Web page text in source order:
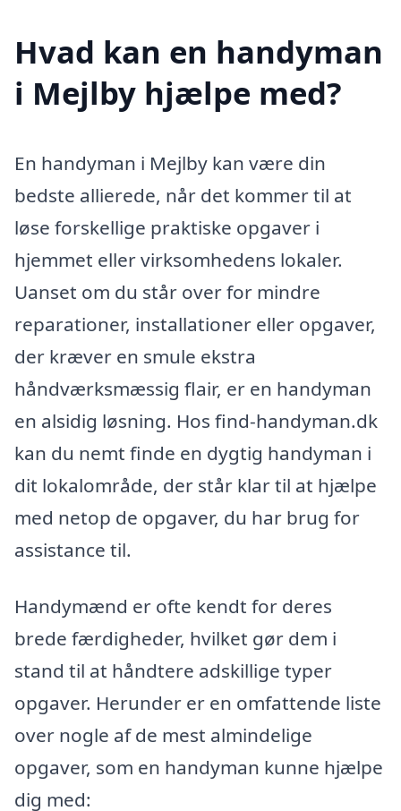
Hvad kan en handyman
i Mejlby hjælpe med?
En handyman i Mejlby kan være din
bedste allierede, når det kommer til at
løse forskellige praktiske opgaver i
hjemmet eller virksomhedens lokaler.
Uanset om du står over for mindre
reparationer, installationer eller opgaver,
der kræver en smule ekstra
håndværksmæssig flair, er en handyman
en alsidig løsning. Hos find-handyman.dk
kan du nemt finde en dygtig handyman i
dit lokalområde, der står klar til at hjælpe
med netop de opgaver, du har brug for
assistance til.
Handymænd er ofte kendt for deres
brede færdigheder, hvilket gør dem i
stand til at håndtere adskillige typer
opgaver. Herunder er en omfattende liste
over nogle af de mest almindelige
opgaver, som en handyman kunne hjælpe
dig med: